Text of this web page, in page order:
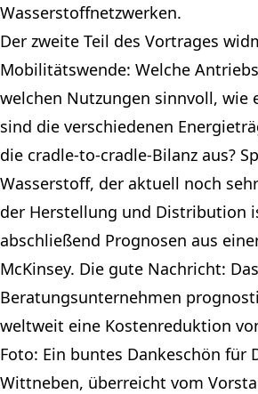
Wasserstoffnetzwerken.
Der zweite Teil des Vortrages
Mobilitätswende: Welche
welchen Nutzungen sinnvoll, wie
sind die verschiedenen
die cradle-to-cradle-Bilanz aus?
Wasserstoff, der aktuell noch
der Herstellung und Distribution
abschließend Prognosen aus
McKinsey. Die gute Nachricht: Das
Beratungsunternehmen
weltweit eine Kostenreduktion
Foto: Ein buntes Dankeschön für
Wittneben, überreicht vom